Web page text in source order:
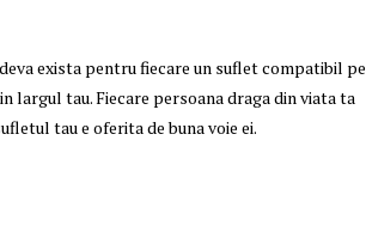
exista pentru fiecare un suflet compatibil pe
largul tau. Fiecare persoana draga din viata ta
tau e oferita de buna voie ei.